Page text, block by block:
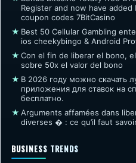
Register and now have
coupon codes 7BitCasino
★ Best 50 Cellular Gambling
ios cheekybingo & Android
★ Con el fin de liberar el bono,
sobre 50x el valor del bono
★ В 2026 году можно скачать
приложения для ставок на
бесплатно.
★ Arguments affamées dans
diverses � : ce qu’il faut
BUSINESS TRENDS